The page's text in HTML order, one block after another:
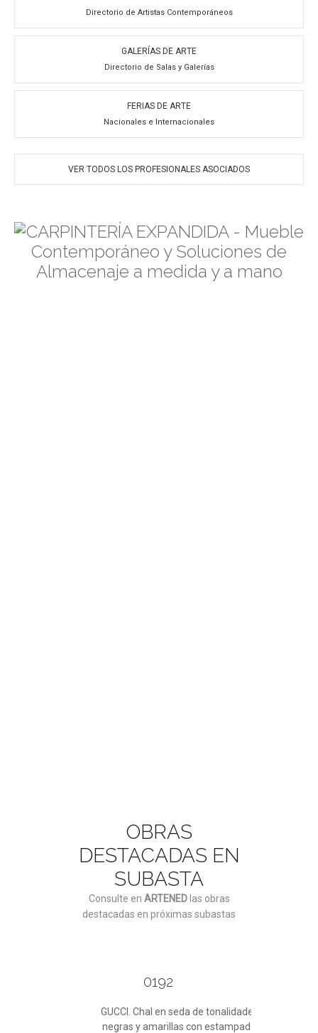
Directorio de Artistas Contemporáneos
GALERÍAS DE ARTE
Directorio de Salas y Galerías
FERIAS DE ARTE
Nacionales e Internacionales
VER TODOS LOS PROFESIONALES ASOCIADOS
OBRAS
DESTACADAS EN
SUBASTA
Consulte en ARTENEDlas obras
destacadas en próximas subastas
0192
GUCCI. Chal en seda de tonalidades
negras y amarillas con estampado